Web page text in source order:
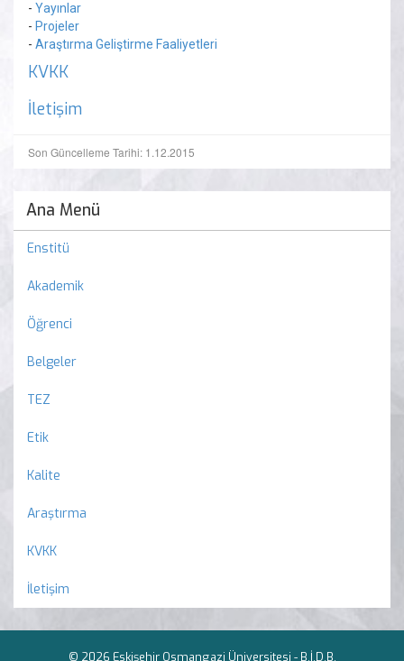
- Yayınlar
- Projeler
- Araştırma Geliştirme Faaliyetleri
KVKK
İletişim
Son Güncelleme Tarihi: 1.12.2015
Ana Menü
Enstitü
Akademik
Öğrenci
Belgeler
TEZ
Etik
Kalite
Araştırma
KVKK
İletişim
© 2026 Eskişehir Osmangazi Üniversitesi - B.İ.D.B.